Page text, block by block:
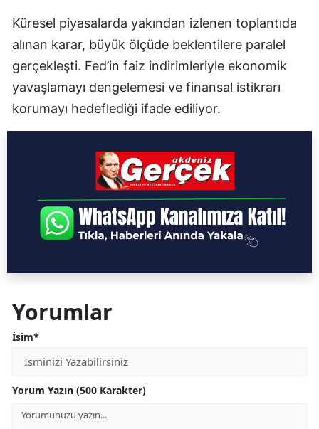
Küresel piyasalarda yakından izlenen toplantıda
alınan karar, büyük ölçüde beklentilere paralel
gerçekleşti. Fed’in faiz indirimleriyle ekonomik
yavaşlamayı dengelemesi ve finansal istikrarı
korumayı hedeflediği ifade ediliyor.
Yorumlar
İsim*
Yorum Yazın (500 Karakter)